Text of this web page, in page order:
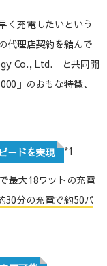
く充電したいという
代理店契約を結んで
Co., Ltd.」と共同開
」のおもな特徴、
ードを実現 *1
最大18ワットの充電
30分の充電で約50パ